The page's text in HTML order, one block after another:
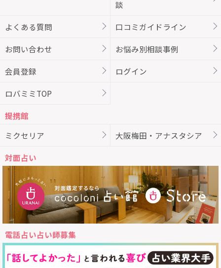
談
よくある質問 口コミガイドライン
お問い合わせ お悩み別相談事例
会員登録 ログイン
ロバミミTOP
提携館
ミクセリア
大阪梅田・アナスタシア
対面占い
電話占い占い師募集